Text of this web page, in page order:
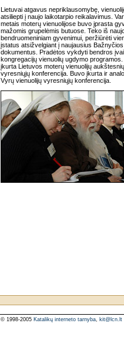
Lietuvai atgavus nepriklausomybę,
atsiliepti į naujo laikotarpio reikalavimus.
metais moterų vienuolijose buvo įprasta
mažomis grupelėmis butuose. Teko iš
bendruomeniniam gyvenimui, peržiūrėti
įstatus atsižvelgiant į naujausius Bažnyčios
dokumentus. Pradėtos vykdyti bendros
kongregacijų vienuolių ugdymo programos.
įkurta Lietuvos moterų vienuolijų
vyresniųjų konferencija. Buvo įkurta ir
Vyrų vienuolijų vyresniųjų konferencija.
© 1998-2005 Katalikų interneto tarnyba, kit@lcn.lt